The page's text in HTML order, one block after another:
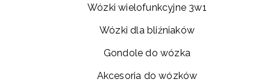
Wózki wielofunkcyjne 3w1
Wózki dla bliźniaków
Gondole do wózka
Akcesoria do wózków